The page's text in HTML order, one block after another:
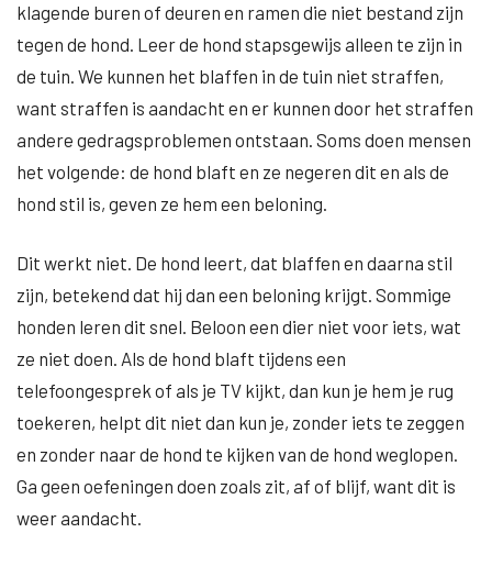
klagende buren of deuren en ramen die niet bestand zijn
tegen de hond. Leer de hond stapsgewijs alleen te zijn in
de tuin. We kunnen het blaffen in de tuin niet straffen,
want straffen is aandacht en er kunnen door het straffen
andere gedragsproblemen ontstaan. Soms doen mensen
het volgende: de hond blaft en ze negeren dit en als de
hond stil is, geven ze hem een beloning.
Dit werkt niet. De hond leert, dat blaffen en daarna stil
zijn, betekend dat hij dan een beloning krijgt. Sommige
honden leren dit snel. Beloon een dier niet voor iets, wat
ze niet doen. Als de hond blaft tijdens een
telefoongesprek of als je TV kijkt, dan kun je hem je rug
toekeren, helpt dit niet dan kun je, zonder iets te zeggen
en zonder naar de hond te kijken van de hond weglopen.
Ga geen oefeningen doen zoals zit, af of blijf, want dit is
weer aandacht.